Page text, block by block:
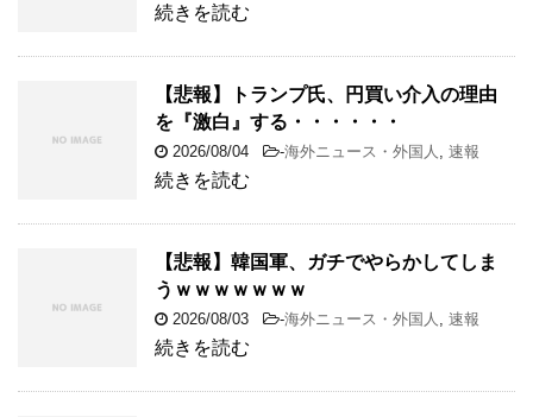
続きを読む
【悲報】トランプ氏、円買い介入の理由
を『激白』する・・・・・・
2026/08/04 -海外ニュース・外国人 速報
続きを読む
【悲報】韓国軍、ガチでやらかしてしま
うｗｗｗｗｗｗｗ
2026/08/03 -海外ニュース・外国人 速報
続きを読む